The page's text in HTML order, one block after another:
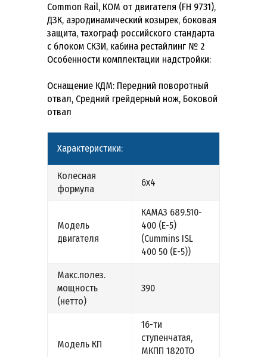
Common Rail, КОМ от двигателя (FH 9731),
ДЗК, аэродинамический козырек, боковая
защита, тахограф российского стандарта
с блоком СКЗИ, кабина рестайлинг № 2
Особенности комплектации надстройки:
Оснащение КДМ: Передний поворотный
отвал, Средний грейдерный нож, Боковой
отвал
Характеристики:
Колесная
формула
6х4
Модель
двигателя
КАМАЗ 689.510-
400 (Е-5)
(Cummins ISL
400 50 (Е-5))
Макс.полез.
мощность
(нетто)
390
Модель КП
16-ти
ступенчатая,
МКПП 1820ТО